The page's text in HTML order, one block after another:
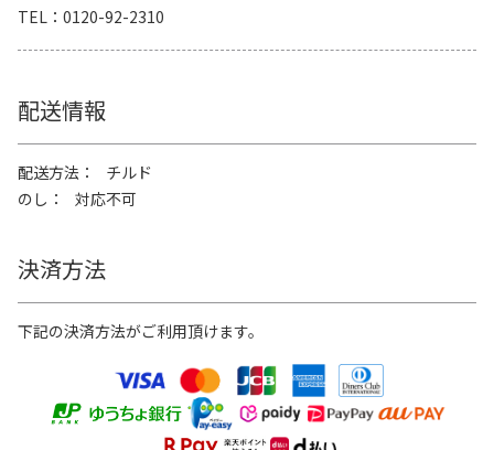
TEL
0120-92-2310
配送情報
配送方法
チルド
のし
対応不可
決済方法
下記の決済方法がご利用頂けます。